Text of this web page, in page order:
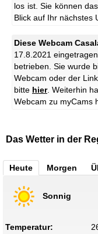
los ist. Sie können
Blick auf Ihr nächstes
Diese Webcam
17.8.2021
betrieben. Sie wurde
Webcam oder der
bitte hier. Weiterhin
Webcam zu myCams
Das Wetter in der
Heute Morgen
Sonnig
Temperatur: